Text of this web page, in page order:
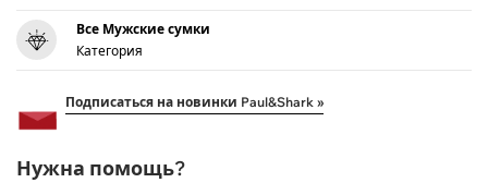
Все Мужские сумки
Категория
Подписаться на новинки Paul&Shark »
Нужна помощь?